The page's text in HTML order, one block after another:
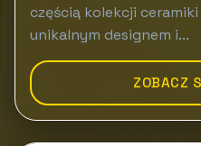
częścią kolekcji
unikalnym designem i...
ZOBACZ